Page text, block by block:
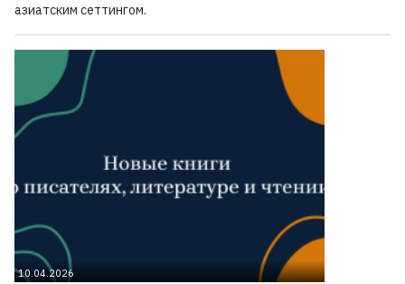
азиатским сеттингом.
10.04.2026